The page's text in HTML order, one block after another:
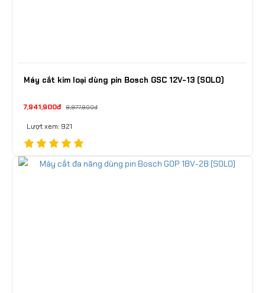
Máy cắt kim loại dùng pin Bosch GSC 12V-13 (SOLO)
7,941,900đ 8,977,800đ
Lượt xem: 921